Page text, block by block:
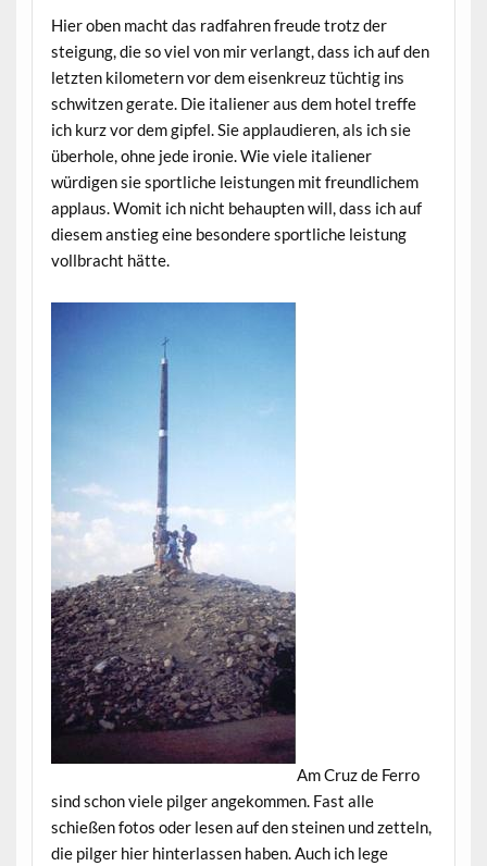
Hier oben macht das radfahren freude trotz der
steigung, die so viel von mir verlangt, dass ich auf den
letzten kilometern vor dem eisenkreuz tüchtig ins
schwitzen gerate. Die italiener aus dem hotel treffe
ich kurz vor dem gipfel. Sie applaudieren, als ich sie
überhole, ohne jede ironie. Wie viele italiener
würdigen sie sportliche leistungen mit freundlichem
applaus. Womit ich nicht behaupten will, dass ich auf
diesem anstieg eine besondere sportliche leistung
vollbracht hätte.
Am Cruz de Ferro
sind schon viele pilger angekommen. Fast alle
schießen fotos oder lesen auf den steinen und zetteln,
die pilger hier hinterlassen haben. Auch ich lege